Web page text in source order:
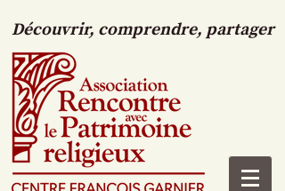
Découvrir, comprendre, partager